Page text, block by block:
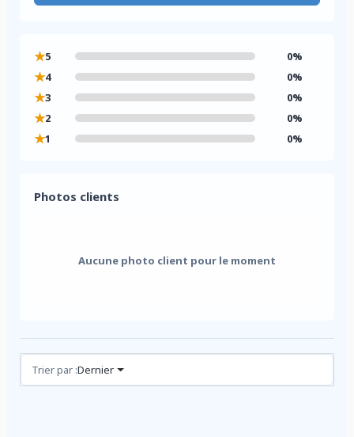
★5 0%
★4 0%
★3 0%
★2 0%
★1 0%
Photos clients
Aucune photo client pour le moment
Avis (0)
Trier par :Dernier